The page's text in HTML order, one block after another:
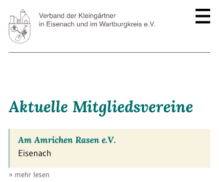
Aktuelle Mitgliedsvereine
Am Amrichen Rasen e.V.
Eisenach
» mehr lesen